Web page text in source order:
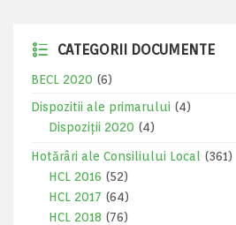
CATEGORII DOCUMENTE
BECL 2020 (6)
Dispozitii ale primarului (4)
Dispoziții 2020 (4)
Hotărâri ale Consiliului Local
(361)
HCL 2016 (52)
HCL 2017 (64)
HCL 2018 (76)